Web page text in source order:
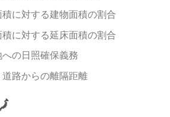
に対する建物面積の割合
に対する延床面積の割合
への日照確保義務
道路からの離隔距離